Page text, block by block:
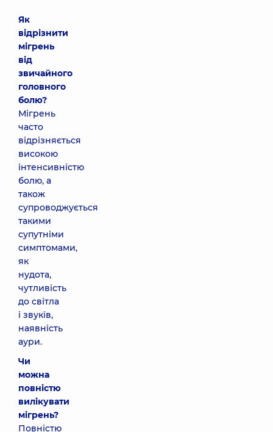
Як
відрізнити
мігрень
від
звичайного
головного
болю?
Мігрень
часто
відрізняється
високою
інтенсивністю
болю, а
також
супроводжується
такими
супутніми
симптомами,
як
нудота,
чутливість
до світла
і звуків,
наявність
аури.
Чи
можна
повністю
вилікувати
мігрень?
Повністю